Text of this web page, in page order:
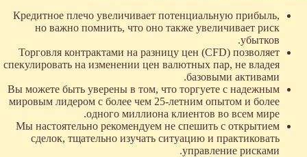
Кредитное плечо увеличивает потенциальную прибыль,
но важно помнить, что оно также увеличивает риск
убытков.
Торговля контрактами на разницу цен (CFD) позволяет
спекулировать на изменении цен валютных пар, не владея
базовыми активами.
Вы можете быть уверены в том, что торгуете с надежным
мировым лидером с более чем 25-летним опытом и более
одного миллиона клиентов во всем мире.
Мы настоятельно рекомендуем не спешить с открытием
сделок, тщательно изучать ситуацию и практиковать
управление рисками.